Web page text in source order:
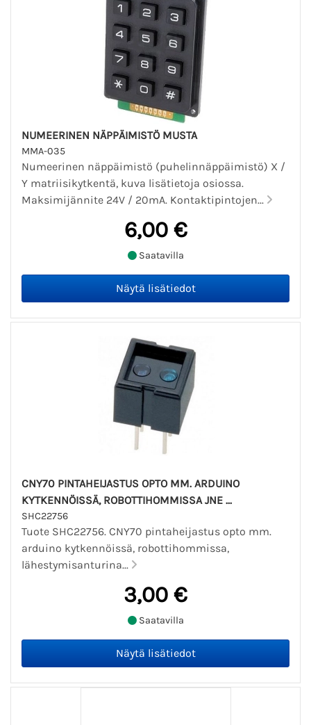
NUMEERINEN NÄPPÄIMISTÖ MUSTA
MMA-035
Numeerinen näppäimistö (puhelinnäppäimistö) X /
Y matriisikytkentä, kuva lisätietoja osiossa.
Maksimijännite 24V / 20mA. Kontaktipintojen...
6,00 €
Saatavilla
CNY70 PINTAHEIJASTUS OPTO MM. ARDUINO
KYTKENNÖISSÄ, ROBOTTIHOMMISSA JNE ...
SHC22756
Tuote SHC22756. CNY70 pintaheijastus opto mm.
arduino kytkennöissä, robottihommissa,
lähestymisanturina...
3,00 €
Saatavilla